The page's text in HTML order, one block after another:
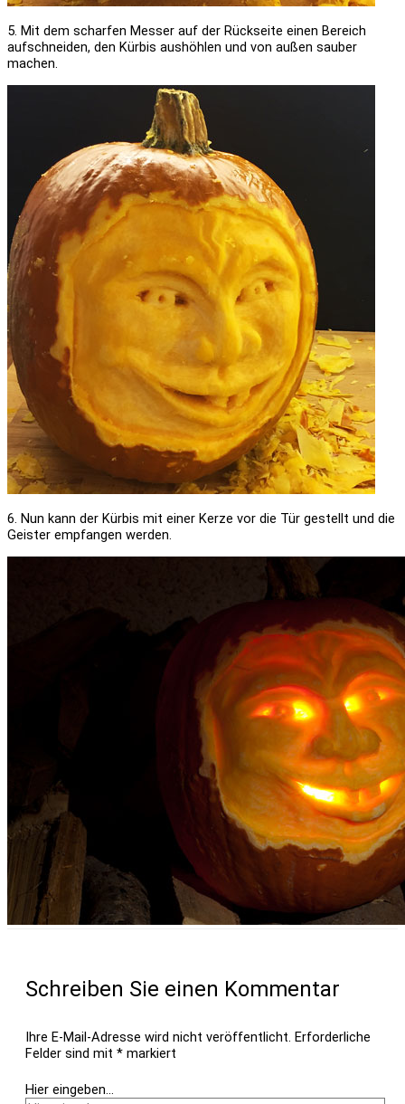
5. Mit dem scharfen Messer auf der Rückseite einen Bereich
aufschneiden, den Kürbis aushöhlen und von außen sauber
machen.
6. Nun kann der Kürbis mit einer Kerze vor die Tür gestellt und die
Geister empfangen werden.
Schreiben Sie einen Kommentar
Ihre E-Mail-Adresse wird nicht veröffentlicht. Erforderliche
Felder sind mit * markiert
Hier eingeben…